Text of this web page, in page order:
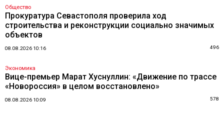
Общество
Прокуратура Севастополя проверила ход
строительства и реконструкции социально значимых
объектов
08.08.2026 10:16 496
Экономика
Вице-премьер Марат Хуснуллин: «Движение по трассе
«Новороссия» в целом восстановлено»
08.08.2026 10:09 578